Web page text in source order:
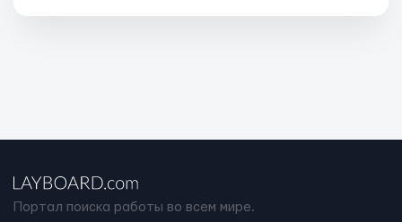
Портал поиска работы во всем мире.